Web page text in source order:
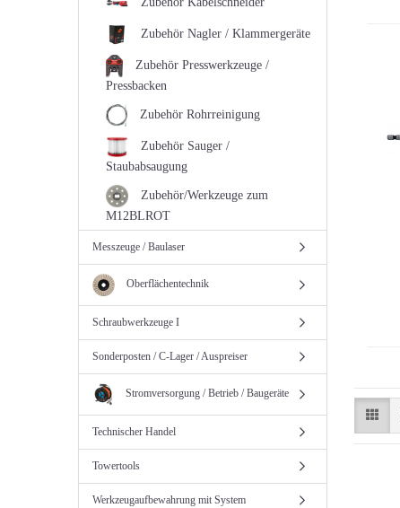
Zubehör Nagler / Klammergeräte
Zubehör Presswerkzeuge /
Pressbacken
Zubehör Rohrreinigung
Zubehör Sauger /
Staubabsaugung
Zubehör/Werkzeuge zum
M12BLROT
Messzeuge / Baulaser
Oberflächentechnik
Schraubwerkzeuge I
Sonderposten / C-Lager / Auspreiser
Stromversorgung / Betrieb / Baugeräte
Technischer Handel
Towertools
Werkzeugaufbewahrung mit System